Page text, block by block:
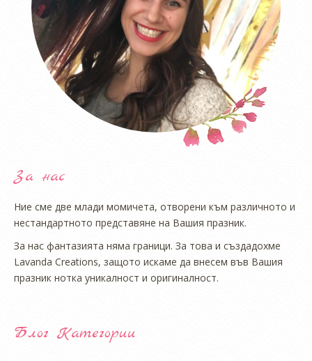
За нас
Ние сме две млади момичета, отворени към различното и
нестандартното представяне на Вашия празник.
За нас фантазията няма граници. За това и създадохме
Lavanda Creations, защото искаме да внесем във Вашия
празник нотка уникалност и оригиналност.
Блог Категории